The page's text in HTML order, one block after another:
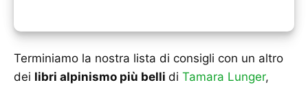
Terminiamo la nostra lista di consigli con un altro
dei libri alpinismo più belli di Tamara Lunger,